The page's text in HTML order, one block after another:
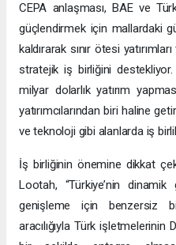
CEPA anlaşması, BAE ve
güçlendirmek için mallardaki
kaldırarak sınır ötesi
stratejik iş birliğini destekliyor.
milyar dolarlık yatırım
yatırımcılarından biri haline
ve teknoloji gibi alanlarda iş
İş birliğinin önemine dikkat
Lootah, “Türkiye’nin
genişleme için benzersiz
aracılığıyla Türk